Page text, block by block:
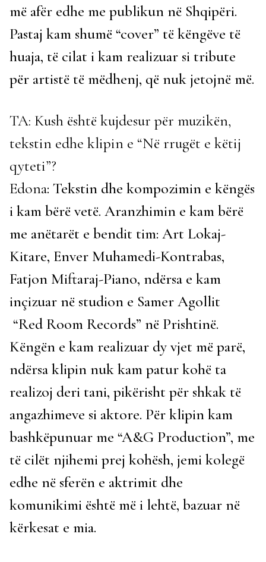
më afër edhe me publikun në Shqipëri.
Pastaj kam shumë “cover” të këngëve të
huaja, të cilat i kam realizuar si tribute
për artistë të mëdhenj, që nuk jetojnë më.
TA: Kush është kujdesur për muzikën,
tekstin edhe klipin e “Në rrugët e këtij
qyteti”?
Edona: Tekstin dhe kompozimin e këngës
i kam bërë vetë. Aranzhimin e kam bërë
me anëtarët e bendit tim: Art Lokaj-
Kitare, Enver Muhamedi-Kontrabas,
Fatjon Miftaraj-Piano, ndërsa e kam
inçizuar në studion e Samer Agollit
“Red Room Records” në Prishtinë.
Këngën e kam realizuar dy vjet më parë,
ndërsa klipin nuk kam patur kohë ta
realizoj deri tani, pikërisht për shkak të
angazhimeve si aktore. Për klipin kam
bashkëpunuar me “A&G Production”, me
të cilët njihemi prej kohësh, jemi kolegë
edhe në sferën e aktrimit dhe
komunikimi është më i lehtë, bazuar në
kërkesat e mia.